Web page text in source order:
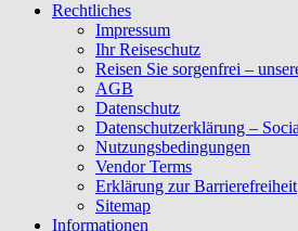
Rechtliches
Impressum
Ihr Reiseschutz
Reisen Sie sorgenfrei –
AGB
Datenschutz
Datenschutzerklärung –
Nutzungsbedingungen
Vendor Terms
Erklärung zur Barrierefreiheit
Sitemap
Informationen